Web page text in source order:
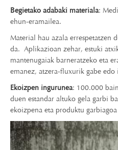
Begietako adabaki materiala:
ehun-eramailea.
Material hau azala errespetatzen
da. Aplikazioan zehar, estuki
mantenugaiak barneratzeko eta
emanez, atzera-fluxurik gabe edo
Ekoizpen ingurunea: 100.000
duen estandar altuko gela garbi
ekoizpena eta produktu garbiagoa